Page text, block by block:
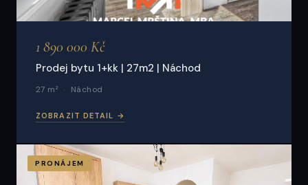
1 890 000 Kč
Prodej bytu 1+kk | 27m2 | Náchod
27 m² Náchod
ZOBRAZIT DETAIL →
PRONÁJEM